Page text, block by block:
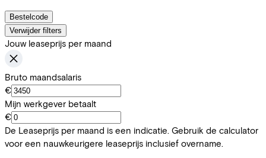
Bestelcode
Verwijder filters
Jouw leaseprijs per maand
Bruto maandsalaris
€
Mijn werkgever betaalt
€
De Leaseprijs per maand is een indicatie. Gebruik de calculator
voor een nauwkeurigere leaseprijs inclusief overname.